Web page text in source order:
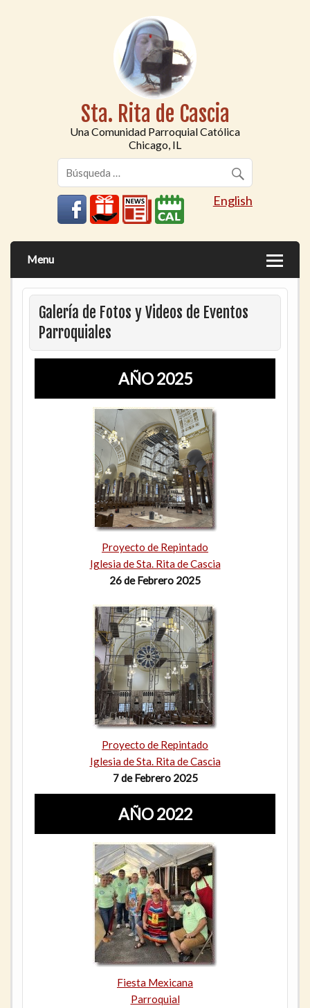
Sta. Rita de Cascia
Una Comunidad Parroquial Católica
Chicago, IL
English
Menu
Galería de Fotos y Videos de Eventos
Parroquiales
AÑO 2025
Proyecto de Repintado
Iglesia de Sta. Rita de Cascia
26 de Febrero 2025
Proyecto de Repintado
Iglesia de Sta. Rita de Cascia
7 de Febrero 2025
AÑO 2022
Fiesta Mexicana
Parroquial